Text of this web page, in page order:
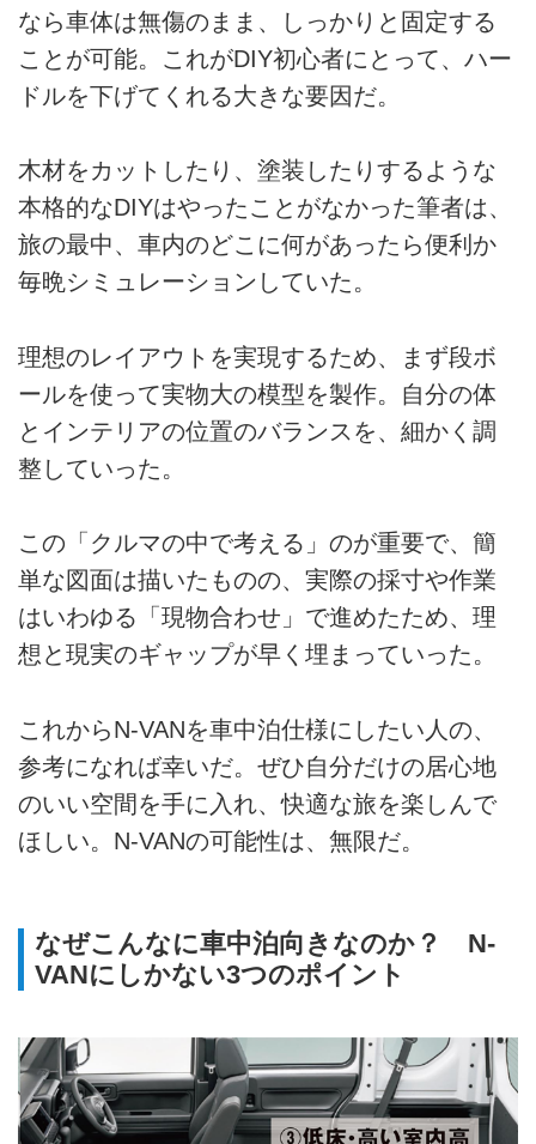
なら車体は無傷のまま、しっかりと固定する
ことが可能。これがDIY初心者にとって、ハー
ドルを下げてくれる大きな要因だ。
木材をカットしたり、塗装したりするような
本格的なDIYはやったことがなかった筆者は、
旅の最中、車内のどこに何があったら便利か
毎晩シミュレーションしていた。
理想のレイアウトを実現するため、まず段ボ
ールを使って実物大の模型を製作。自分の体
とインテリアの位置のバランスを、細かく調
整していった。
この「クルマの中で考える」のが重要で、簡
単な図面は描いたものの、実際の採寸や作業
はいわゆる「現物合わせ」で進めたため、理
想と現実のギャップが早く埋まっていった。
これからN-VANを車中泊仕様にしたい人の、
参考になれば幸いだ。ぜひ自分だけの居心地
のいい空間を手に入れ、快適な旅を楽しんで
ほしい。N-VANの可能性は、無限だ。
なぜこんなに車中泊向きなのか？ N‐
VANにしかない3つのポイント